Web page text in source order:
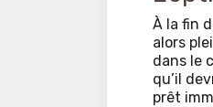
À la fin
alors
dans le
qu’il
prêt